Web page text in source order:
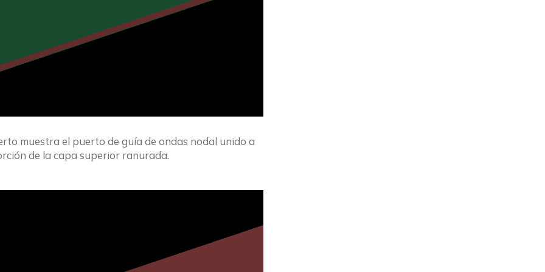
muestra el puerto de guía de ondas nodal unido a
de la capa superior ranurada.